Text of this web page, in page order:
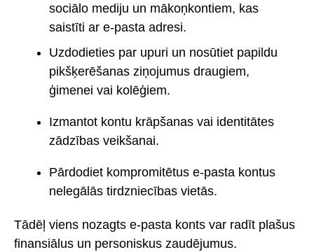
sociālo mediju un mākoņkontiem, kas
saistīti ar e-pasta adresi.
Uzdodieties par upuri un nosūtiet papildu
pikšķerēšanas ziņojumus draugiem,
ģimenei vai kolēģiem.
Izmantot kontu krāpšanas vai identitātes
zādzības veikšanai.
Pārdodiet kompromitētus e-pasta kontus
nelegālās tirdzniecības vietās.
Tādēļ viens nozagts e-pasta konts var radīt plašus
finansiālus un personiskus zaudējumus.